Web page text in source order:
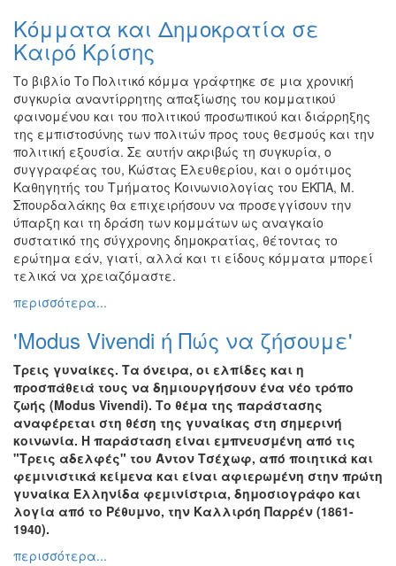
Κόμματα και Δημοκρατία σε
Καιρό Κρίσης
Το βιβλίο Το Πολιτικό κόμμα γράφτηκε σε μια χρονική
συγκυρία αναντίρρητης απαξίωσης του κομματικού
φαινομένου και του πολιτικού προσωπικού και διάρρηξης
της εμπιστοσύνης των πολιτών προς τους θεσμούς και την
πολιτική εξουσία. Σε αυτήν ακριβώς τη συγκυρία, ο
συγγραφέας του, Κώστας Ελευθερίου, και ο ομότιμος
Καθηγητής του Τμήματος Κοινωνιολογίας του ΕΚΠΑ, Μ.
Σπουρδαλάκης θα επιχειρήσουν να προσεγγίσουν την
ύπαρξη και τη δράση των κομμάτων ως αναγκαίο
συστατικό της σύγχρονης δημοκρατίας, θέτοντας το
ερώτημα εάν, γιατί, αλλά και τι είδους κόμματα μπορεί
τελικά να χρειαζόμαστε.
περισσότερα...
'Modus Vivendi ή Πώς να ζήσουμε'
Τρεις γυναίκες. Τα όνειρα, οι ελπίδες και η
προσπάθειά τους να δημιουργήσουν ένα νέο τρόπο
ζωής (Modus Vivendi). Το θέμα της παράστασης
αναφέρεται στη θέση της γυναίκας στη σημερινή
κοινωνία. Η παράσταση είναι εμπνευσμένη από τις
"Τρεις αδελφές" του Άντον Τσέχωφ, από ποιητικά και
φεμινιστικά κείμενα και είναι αφιερωμένη στην πρώτη
γυναίκα Ελληνίδα φεμινίστρια, δημοσιογράφο και
λογία από το Ρέθυμνο, την Καλλιρόη Παρρέν (1861-
1940).
περισσότερα...